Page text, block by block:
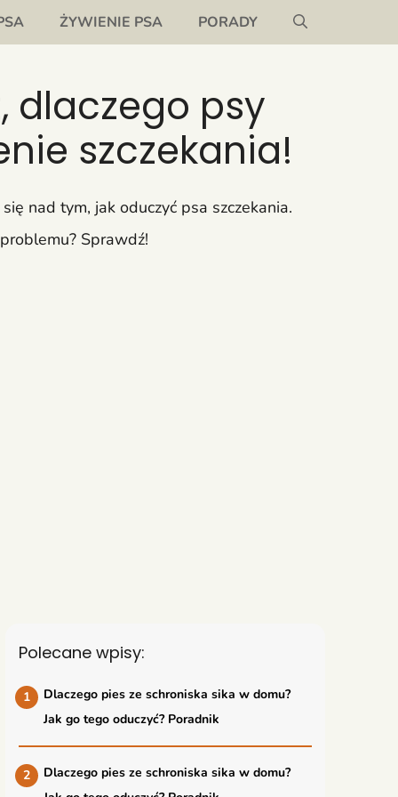
ŻYWIENIE PSA PORADY
dlaczego psy
szczekania!
nad tym, jak oduczyć psa szczekania.
Sprawdź!
Polecane wpisy:
Dlaczego pies ze schroniska sika w domu?
Jak go tego oduczyć? Poradnik
Dlaczego pies ze schroniska sika w domu?